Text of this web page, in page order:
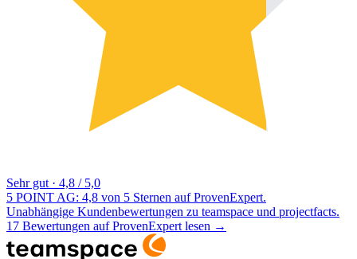
Sehr gut · 4,8 / 5,0
5 POINT AG: 4,8 von 5 Sternen auf ProvenExpert.
Unabhängige Kundenbewertungen zu teamspace und projectfacts.
17 Bewertungen auf ProvenExpert lesen →